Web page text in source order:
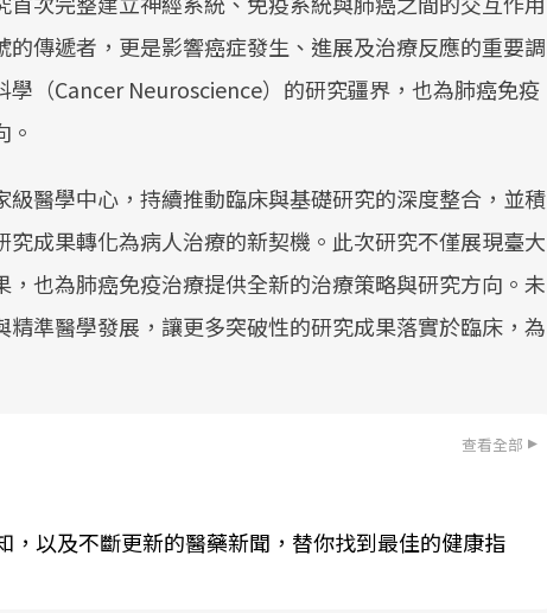
傳遞者，更是影響癌症發生、進展及治療反應的重要調
（Cancer Neuroscience）的研究疆界，也為肺癌免疫
醫學中心，持續推動臨床與基礎研究的深度整合，並積
成果轉化為病人治療的新契機。此次研究不僅展現臺大
也為肺癌免疫治療提供全新的治療策略與研究方向。未
準醫學發展，讓更多突破性的研究成果落實於臨床，為
查看全部
，以及不斷更新的醫藥新聞，替你找到最佳的健康指